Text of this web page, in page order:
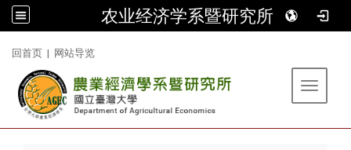
农业经济学系暨研究所
回首页 | 网站导览
Toggle